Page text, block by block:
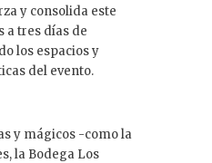
y consolida este
a tres días de
los espacios y
del evento.
y mágicos -como la
la Bodega Los